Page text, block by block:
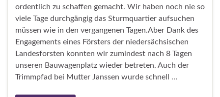
ordentlich zu schaffen gemacht. Wir haben noch nie so
viele Tage durchgängig das Sturmquartier aufsuchen
müssen wie in den vergangenen Tagen.Aber Dank des
Engagements eines Försters der niedersächsischen
Landesforsten konnten wir zumindest nach 8 Tagen
unseren Bauwagenplatz wieder betreten. Auch der
Trimmpfad bei Mutter Janssen wurde schnell …